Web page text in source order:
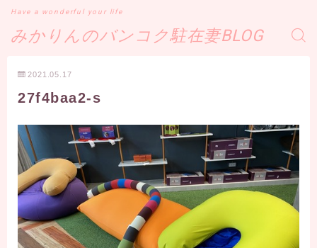
みかりんのバンコク駐在妻BLOG
Have a wonderful your life
2021.05.17
27f4baa2-s